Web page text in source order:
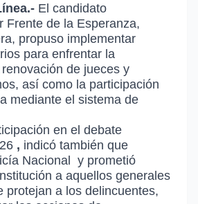
El candidato
Frente de la Esperanza,
propuso implementar
para enfrentar la
de jueces y
así como la participación
mediante el sistema de
en el debate
, indicó también que
Nacional y prometió
a aquellos generales
protejan a los delincuentes,